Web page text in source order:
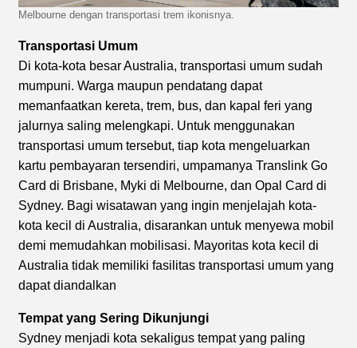
Melbourne dengan transportasi trem ikonisnya.
Transportasi Umum
Di kota-kota besar Australia, transportasi umum sudah
mumpuni. Warga maupun pendatang dapat
memanfaatkan kereta, trem, bus, dan kapal feri yang
jalurnya saling melengkapi. Untuk menggunakan
transportasi umum tersebut, tiap kota mengeluarkan
kartu pembayaran tersendiri, umpamanya Translink Go
Card di Brisbane, Myki di Melbourne, dan Opal Card di
Sydney. Bagi wisatawan yang ingin menjelajah kota-
kota kecil di Australia, disarankan untuk menyewa mobil
demi memudahkan mobilisasi. Mayoritas kota kecil di
Australia tidak memiliki fasilitas transportasi umum yang
dapat diandalkan
Tempat yang Sering Dikunjungi
Sydney menjadi kota sekaligus tempat yang paling